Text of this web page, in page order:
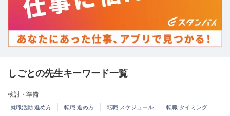
しごとの先生キーワード一覧
検討・準備
就職活動 進め方 転職 進め方 転職 スケジュール
転職 タイミング